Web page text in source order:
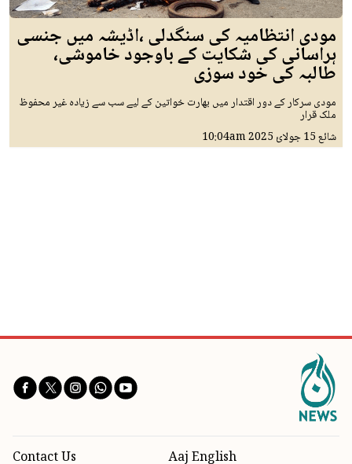
مودی انتظامیہ کی سنگدلی ،اڈیشہ میں جنسی
ہراسانی کی شکایت کے باوجود خاموشی،
طالبہ کی خود سوزی
مودی سرکار کے دور اقتدار میں بھارت خواتین کے لیے سب سے زیادہ غیر محفوظ
ملک قرار
شائع15 جولائ 2025 10:04am
Aaj English
Contact Us